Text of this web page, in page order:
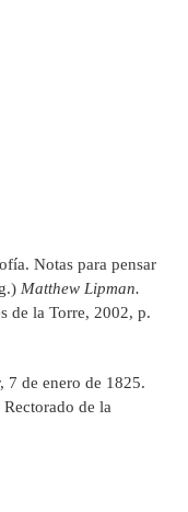
Notas para pensar
Matthew Lipman.
de la Torre, 2002, p.
de enero de 1825.
de la